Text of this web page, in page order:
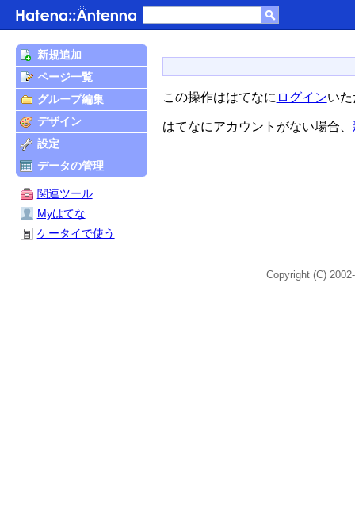
この操作ははてなに ログインい
はてなにアカウントがない場合、
新規追加
ページ一覧
グループ編集
デザイン
設定
データの管理
関連ツール
Myはてな
ケータイで使う
Copyright (C)